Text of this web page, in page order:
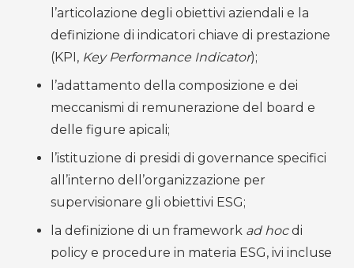
l’articolazione degli obiettivi aziendali e la
definizione di indicatori chiave di prestazione
(KPI, Key Performance Indicator);
l’adattamento della composizione e dei
meccanismi di remunerazione del board e
delle figure apicali;
l’istituzione di presidi di governance specifici
all’interno dell’organizzazione per
supervisionare gli obiettivi ESG;
la definizione di un framework ad hocdi
policy e procedure in materia ESG, ivi incluse